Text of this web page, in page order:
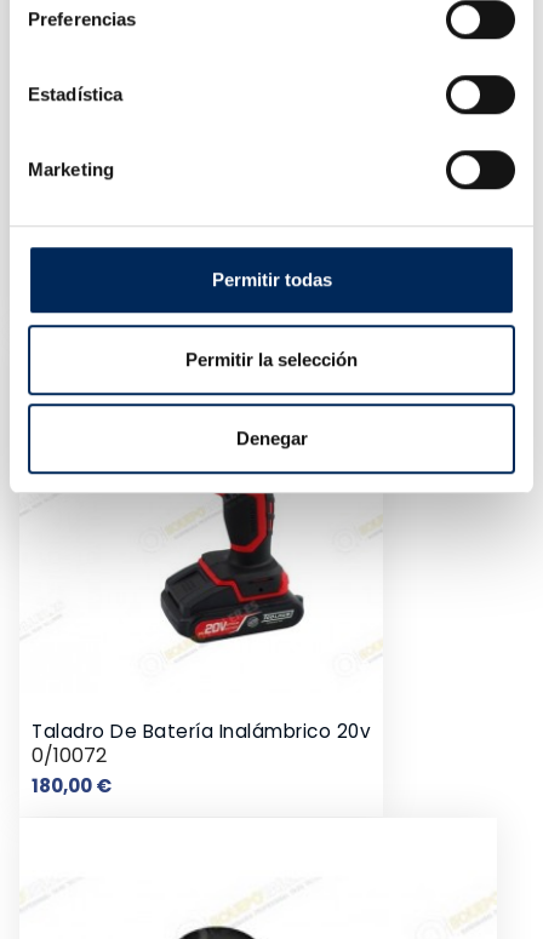
Preferencias
Estadística
Marketing
Permitir todas
Permitir la selección
Denegar
Battery Tester Com Impressora
Taladro De Batería Inalámbrico 20v
0/10072
180,00 €Preço